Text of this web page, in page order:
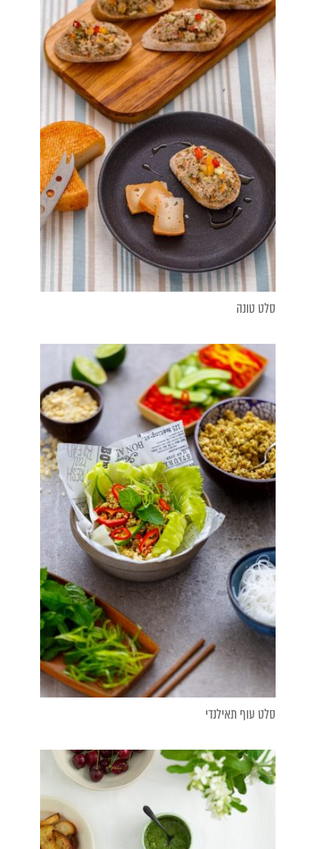
סלט טונה
סלט עוף תאילנדי